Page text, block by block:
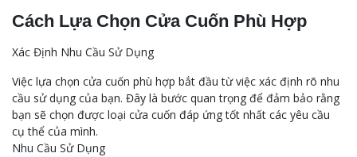
Cách Lựa Chọn Cửa Cuốn Phù Hợp
Xác Định Nhu Cầu Sử Dụng
Việc lựa chọn cửa cuốn phù hợp bắt đầu từ việc xác định rõ nhu
cầu sử dụng của bạn. Đây là bước quan trọng để đảm bảo rằng
bạn sẽ chọn được loại cửa cuốn đáp ứng tốt nhất các yêu cầu
cụ thể của mình.
Nhu Cầu Sử Dụng